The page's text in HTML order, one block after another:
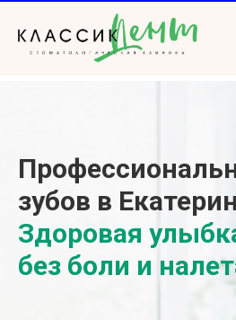
зубов в
Здоровая
без боли и